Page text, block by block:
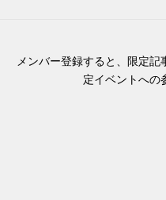
メンバー登録すると、限定
定イベントへの